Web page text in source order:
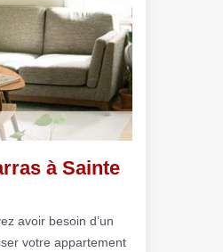
à Sainte
avoir besoin d’un
votre appartement